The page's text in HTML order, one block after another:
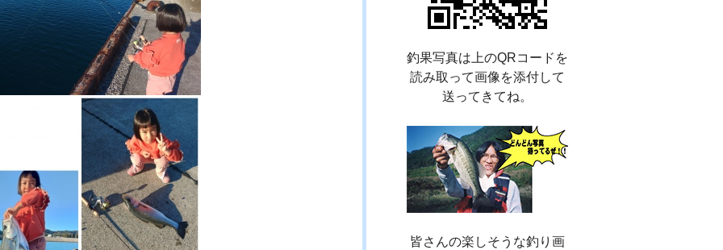
釣果写真は上のQRコードを
読み取って画像を添付して
送ってきてね。
皆さんの楽しそうな釣り画